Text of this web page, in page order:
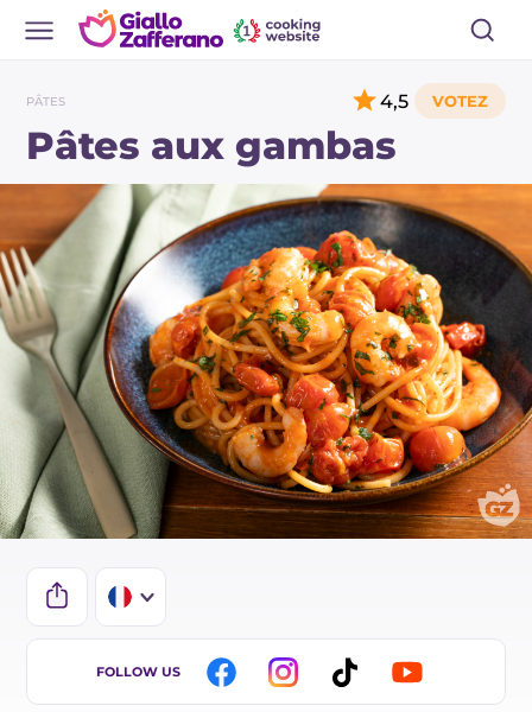
PÂTES
Pâtes aux gambas
4,5
IT
FOLLOW US